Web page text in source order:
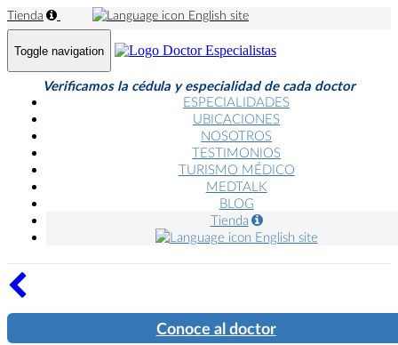
Tienda English site
Toggle navigation
Verificamos la cédula y especialidad de cada doctor
ESPECIALIDADES
UBICACIONES
NOSOTROS
TESTIMONIOS
TURISMO MÉDICO
MEDTALK
BLOG
Tienda
English site
Conoce al doctor